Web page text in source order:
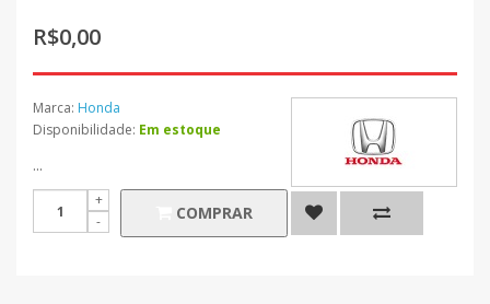
R$0,00
Marca: Honda
Disponibilidade: Em estoque
...
COMPRAR